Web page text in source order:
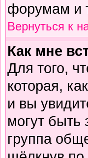
форумам и
Вернуться к
Как мне
Для того,
которая,
и вы
могут
группа